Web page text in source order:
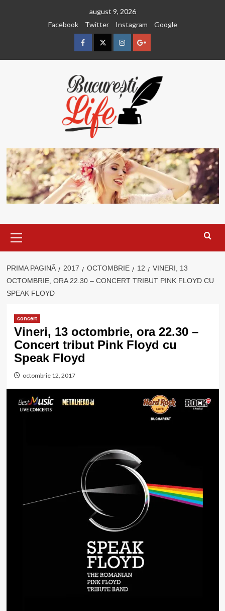
august 9, 2026
Facebook
Twitter Instagram Google
FacebookTwitterInstagramGoogle
principal
PRIMA PAGINĂ 2017 OCTOMBRIE 12
VINERI, 13
OCTOMBRIE, ORA 22.30 – CONCERT TRIBUT PINK FLOYD CU
SPEAK FLOYD
concert
Vineri, 13 octombrie, ora 22.30 –
Concert tribut Pink Floyd cu
Speak Floyd
octombrie 12, 2017